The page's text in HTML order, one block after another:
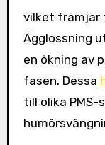
vilket främjar
Ägglossning
en ökning av
fasen. Dessa
till olika PMS-